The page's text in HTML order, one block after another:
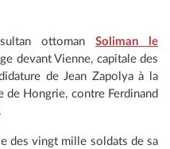
ottoman Soliman le
devant Vienne, capitale des
de Jean Zapolya à la
de Hongrie, contre Ferdinand
des vingt mille soldats de sa